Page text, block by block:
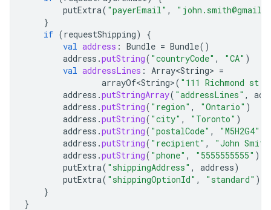
putExtra( "payerEmail" ,
}
if (requestShipping)
{
val address : Bundle = Bundle()
address .putString( "countryCode" , "CA" )
val addressLines : Array<String> =
arrayOf<String>( "111 Richmond st.
address .putStringArray( "addressLines" ,
address .putString( "region" , "Ontario" )
address .putString( "city" , "Toronto" )
address .putString( "postalCode" , "M5H2G4"
address .putString( "recipient" ,
"John
address .putString( "phone" , "5555555555" )
putExtra( "shippingAddress" , address)
putExtra( "shippingOptionId" , "standard" )
}
}